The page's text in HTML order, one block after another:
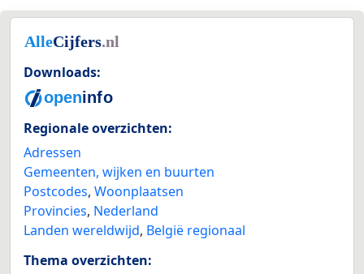
Downloads:
Regionale overzichten:
Adressen
Gemeenten, wijken en buurten
Postcodes, Woonplaatsen
Provincies, Nederland
Landen wereldwijd, België regionaal
Thema overzichten: